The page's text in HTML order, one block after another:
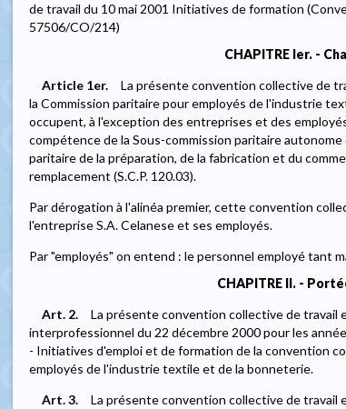
de travail du 10 mai 2001 Initiatives de formation
57506/CO/214)
CHAPITRE Ier. -
Article 1er.
La présente convention collective de
la Commission paritaire pour employés de l'industrie
occupent, à l'exception des entreprises et des
compétence de la Sous-commission paritaire autonome
paritaire de la préparation, de la fabrication et du
remplacement (S.C.P. 120.03).
Par dérogation à l'alinéa premier, cette convention
l'entreprise S.A. Celanese et ses employés.
Par "employés" on entend : le personnel employé tant
CHAPITRE II. -
Art. 2.
La présente convention collective de travail
interprofessionnel du 22 décembre 2000 pour les
- Initiatives d'emploi et de formation de la convention
employés de l'industrie textile et de la bonneterie.
Art. 3.
La présente convention collective de travail